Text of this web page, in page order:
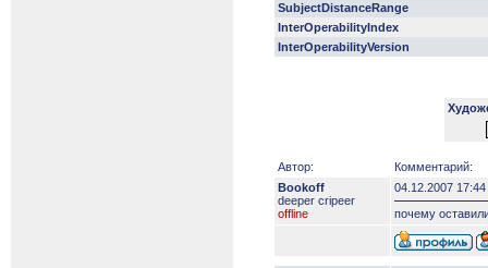
SubjectDistanceRange
InterOperabilityIndex
InterOperabilityVersion
Автор:
Комментарий:
Bookoff
deeper сripeer
offline
04.12.2007 17:44
почему